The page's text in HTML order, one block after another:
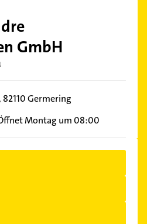
GmbH
82110Germering
Montag um 08:00